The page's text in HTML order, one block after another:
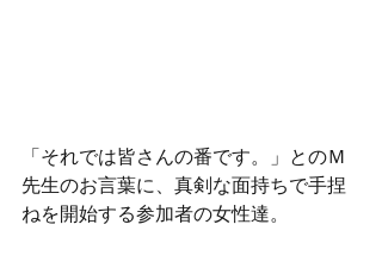
「それでは皆さんの番です。」とのＭ
先生のお言葉に、真剣な面持ちで手捏
ねを開始する参加者の女性達。